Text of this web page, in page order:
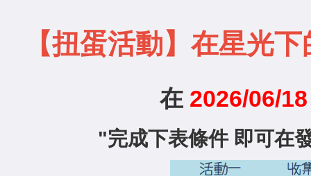
【扭蛋活動】在星光
在 2026/06/
"完成下表條件 即可在